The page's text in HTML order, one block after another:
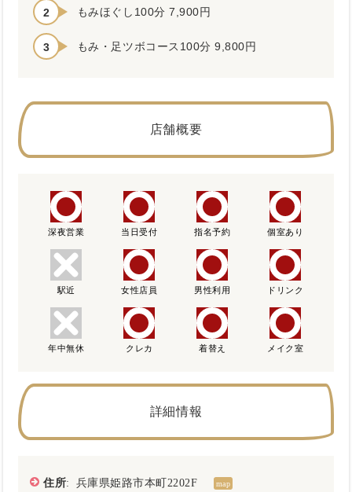
もみほぐし100分 7,900円
もみ・足ツボコース100分 9,800円
店舗概要
深夜営業 当日受付 指名予約 個室あり
駅近 女性店員 男性利用 ドリンク
年中無休 クレカ 着替え メイク室
詳細情報
住所: 兵庫県姫路市本町2202F map